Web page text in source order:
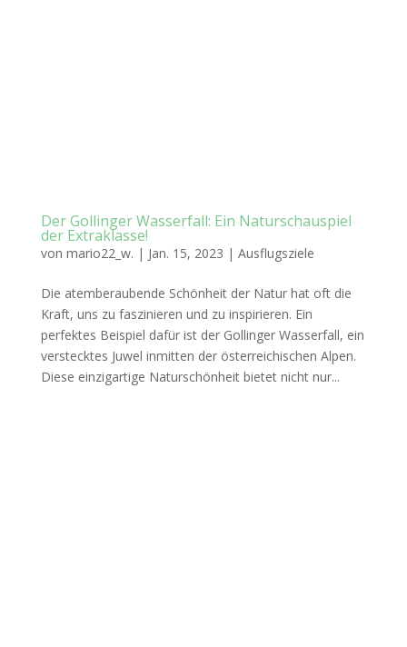
Der Gollinger Wasserfall: Ein Naturschauspiel
der Extraklasse!
von mario22_w. | Jan. 15, 2023 | Ausflugsziele
Die atemberaubende Schönheit der Natur hat oft die
Kraft, uns zu faszinieren und zu inspirieren. Ein
perfektes Beispiel dafür ist der Gollinger Wasserfall, ein
verstecktes Juwel inmitten der österreichischen Alpen.
Diese einzigartige Naturschönheit bietet nicht nur...